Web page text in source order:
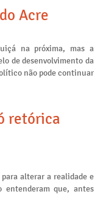
Acre
na próxima, mas a
de desenvolvimento da
não pode continuar
retórica
alterar a realidade e
entenderam que, antes